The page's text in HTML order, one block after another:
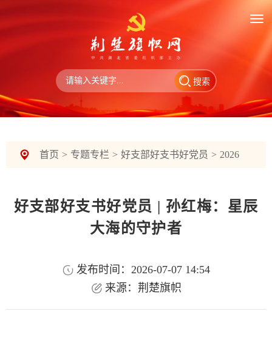
搜索
首页 > 专题专栏 > 好支部好支书好党员 > 2026
好支部好支书好党员 | 孙红梅：星辰
大海的守护者
发布时间：2026-07-07 14:54
来源：荆楚旗帜